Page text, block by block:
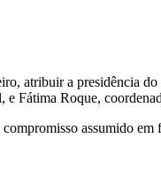
atribuir a presidência
Fátima Roque,
assumido